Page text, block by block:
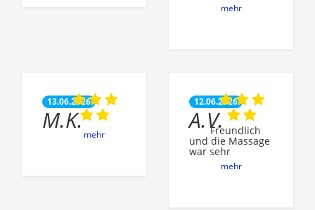
mehr
13.06.2026
M.K.
mehr
12.06.2026
A.V.Freundlich
und die Massage
war sehr
mehr